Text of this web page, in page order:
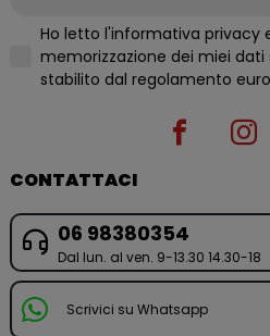
Ho letto l'informativa privacy
memorizzazione dei miei
CONTATTACI
06 98380354
Dal lun. al ven. 9-13.30 14.30-18
Scrivici su Whatsapp